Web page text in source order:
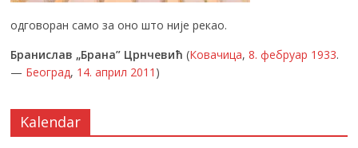
одговоран само за оно што није рекао.
Бранислав „Брана” Црнчевић (Ковачица,8. фебруар 1933.
— Београд, 14. април 2011 )
Kalendar